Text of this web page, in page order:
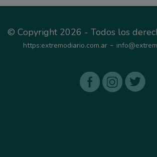
© Copyright 2026 - Todos los
https:extremodiario.com.ar -